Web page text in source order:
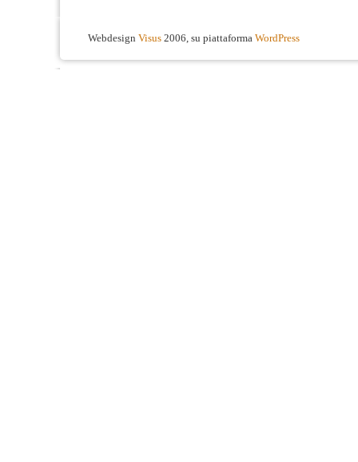
Webdesign Visus 2006, su piattaforma WordPress